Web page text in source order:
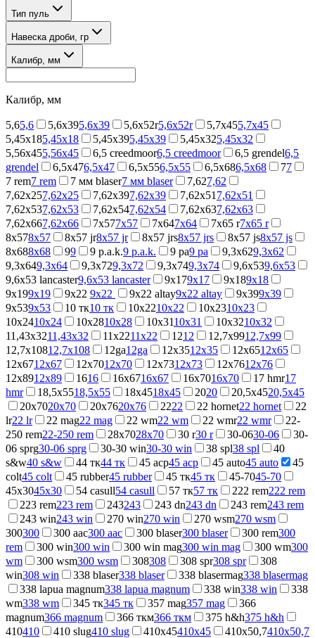
Тип пуль
Навеска дроби, гр
Калибр, мм
Калибр, мм
5,65,6 5,6x395,6x39 5,6x52r5,6x52r 5,7x455,7x45
5,45x185,45x18 5,45x395,45x39 5,45х325,45х32
5,56x455,56x45 6,5 creedmoor6,5 creedmoor 6,5 grendel6,5
grendel
6,5x476,5x47 6,5x556,5x55 6,5x686,5x68 77
7 rem7 rem 7 мм blaser7 мм blaser 7,627,62
7,62x257,62x25 7,62x397,62x39 7,62x51 7,62x51
7,62x537,62x53 7,62x547,62x54 7,62x637,62x63
7,62x667,62x66 7x577x57 7x647x64 7x65 r7x65 r
8x578x57 8x57 jr8x57 jr 8x57 jrs8x57 jrs 8x57 js8x57 js
8x688x68 99 9 p.a.k.9 p.a.k. 9 ра9 ра 9,3x629,3x62
9,3x649,3x64 9,3x729,3x72 9,3x749,3x74 9,6x539,6x53
9,6x53 lancaster9,6x53 lancaster 9x179x17 9x189x18
9x199x19 9x22 9x22 9x22 altay9x22 altay 9x399x39
9x539x53 10 тк10 тк 10x2210x22 10x2310x23
10x2410x24 10x2810x28 10x3110x31 10x3210x32
11,43x3211,43x32 11x2211x22 1212 12,7x9912,7x99
12,7x10812,7x108 12ga12ga 12x3512x35 12x6512x65
12x6712x67 12x7012x70 12x7312x73 12x7612x76
12x8912x89 1616 16x6716x67 16x7016x70 17 hmr17
hmr
18,5х5518,5х55 18x4518x45 2020 20,5x4520,5x45
20x7020x70 20x7620x76 2222 22 hornet22 hornet
22
lr22 lr 22 mag22 mag 22 wm22 wm 22 wmr22 wmr
22-
250 rem22-250 rem 28x7028x70 30 r30 r 30-0630-06
30-
06 sprg30-06 sprg 30-30 win30-30 win 38 spl38 spl
40
s&w40 s&w 44 тк44 тк 45 acp45 acp 45 auto45 auto
45
colt45 colt 45 rubber45 rubber 45 тк45 тк 45-7045-70
45x3045x30 54 casull54 casull 57 тк57 тк 222 rem222 rem
223 rem223 rem 243243 243 dn243 dn 243 rem243 rem
243 win243 win 270 win270 win 270 wsm270 wsm
300300 300 aac300 aac 300 blaser300 blaser 300 rem300
rem
300 win300 win 300 win mag300 win mag 300 wm300
wm
300 wsm300 wsm 308308 308 spr308 spr
308
win308 win 338 blaser338 blaser 338 blasermag338 blasermag
338 lapua magnum338 lapua magnum 338 win338 win
338
wm338 wm 345 тк345 тк 357 mag357 mag
366
magnum366 magnum 366 ткм366 ткм 375 h&h375 h&h
410410 410 slug410 slug 410x45410x45 410x50,7410x50,7